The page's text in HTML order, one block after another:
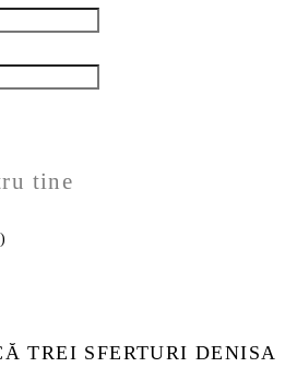
tine
TREI SFERTURI DENISA